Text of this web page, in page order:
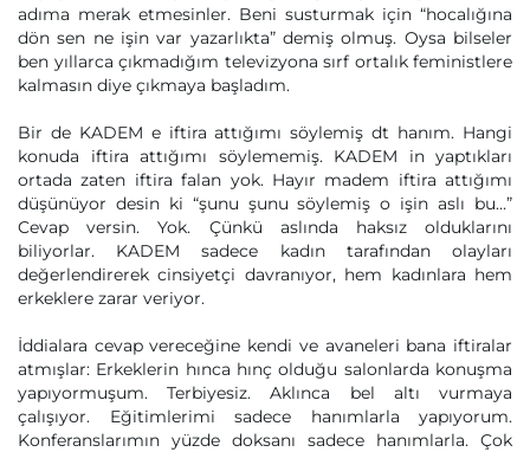
adıma merak etmesinler. Beni susturmak için “hocalığına
dön sen ne işin var yazarlıkta” demiş olmuş. Oysa bilseler
ben yıllarca çıkmadığım televizyona sırf ortalık feministlere
kalmasın diye çıkmaya başladım.
Bir de KADEM e iftira attığımı söylemiş dt hanım. Hangi
konuda iftira attığımı söylememiş. KADEM in yaptıkları
ortada zaten iftira falan yok. Hayır madem iftira attığımı
düşünüyor desin ki “şunu şunu söylemiş o işin aslı bu…”
Cevap versin. Yok. Çünkü aslında haksız olduklarını
biliyorlar. KADEM sadece kadın tarafından olayları
değerlendirerek cinsiyetçi davranıyor, hem kadınlara hem
erkeklere zarar veriyor.
İddialara cevap vereceğine kendi ve avaneleri bana iftiralar
atmışlar: Erkeklerin hınca hınç olduğu salonlarda konuşma
yapıyormuşum. Terbiyesiz. Aklınca bel altı vurmaya
çalışıyor. Eğitimlerimi sadece hanımlarla yapıyorum.
Konferanslarımın yüzde doksanı sadece hanımlarla. Çok